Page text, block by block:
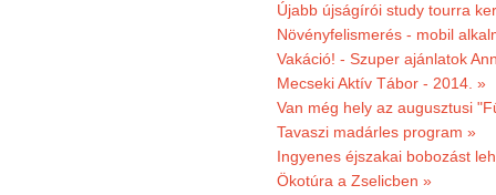
Újabb újságírói study tourra
Növényfelismerés - mobil
Vakáció! - Szuper ajánlatok
Mecseki Aktív Tábor - 2014. »
Van még hely az augusztusi
Tavaszi madárles program »
Ingyenes éjszakai bobozást
Ökotúra a Zselicben »